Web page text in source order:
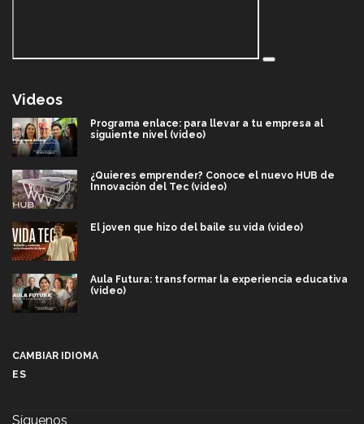
Videos
Programa enlace: para llevar a tu empresa al
siguiente nivel (video)
¿Quieres emprender? Conoce el nuevo HUB de
Innovación del Tec (video)
El joven que hizo del baile su vida (video)
Aula Futura: transformar la experiencia educativa
(video)
CAMBIAR IDIOMA
ES
Síguenos